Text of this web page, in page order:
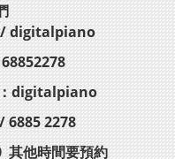
digitalpiano
digitalpiano
6885 2278
其他時間要預約